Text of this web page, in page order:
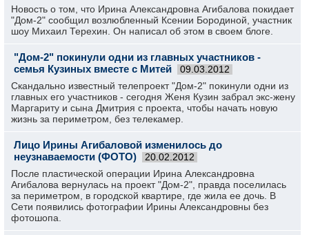
Новость о том, что Ирина Александровна Агибалова покидает
"Дом-2" сообщил возлюбленный Ксении Бородиной, участник
шоу Михаил Терехин. Он написал об этом в своем блоге.
"Дом-2" покинули одни из главных участников -
семья Кузиных вместе с Митей
09.03.2012
Скандально известный телепроект "Дом-2" покинули одни из
главных его участников - сегодня Женя Кузин забрал экс-жену
Маргариту и сына Дмитрия с проекта, чтобы начать новую
жизнь за периметром, без телекамер.
Лицо Ирины Агибаловой изменилось до
неузнаваемости (ФОТО)
20.02.2012
После пластической операции Ирина Александровна
Агибалова вернулась на проект "Дом-2", правда поселилась
за периметром, в городской квартире, где жила ее дочь. В
Сети появились фотографии Ирины Александровны без
фотошопа.